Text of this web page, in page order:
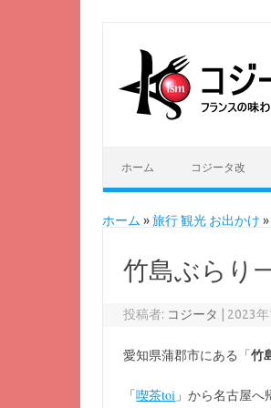
ホーム コジータ改
ホーム »旅行 観光 お出かけ »
竹島ぶらり
投稿者: コジータ 2023
愛知県蒲郡市にある「竹
「喫茶toi 」から名古屋